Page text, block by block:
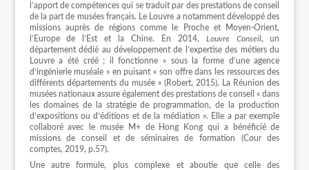
l’apport de compétences qui se traduit par des prestations de conseil
de la part de musées français. Le Louvre a notamment développé des
missions auprès de régions comme le Proche et Moyen-Orient,
l’Europe de l’Est et la Chine. En 2014, Louvre Conseil, un
département dédié au développement de l’expertise des métiers du
Louvre a été créé ; il fonctionne « sous la forme d’une agence
d’ingénierie muséale » en puisant « son offre dans les ressources des
différents départements du musée » (Robert, 2015). La Réunion des
musées nationaux assure également des prestations de conseil « dans
les domaines de la stratégie de programmation, de la production
d’expositions ou d’éditions et de la médiation ». Elle a par exemple
collaboré avec le musée M+ de Hong Kong qui a bénéficié de
missions de conseil et de séminaires de formation (Cour des
comptes, 2019, p.57).
Une autre formule, plus complexe et aboutie que celle des